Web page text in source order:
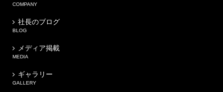
COMPANY
社長のブログ
BLOG
メディア掲載
MEDIA
ギャラリー
GALLERY